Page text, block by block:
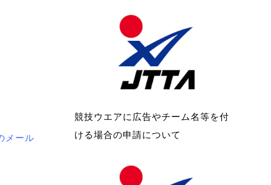
メール
競技ウエアに広告やチーム名等を付
ける場合の申請について